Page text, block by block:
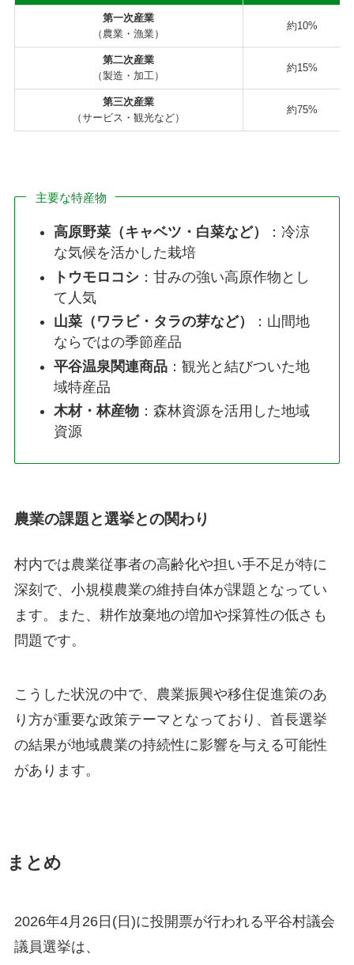
第一次産業
（農業・漁業）
約10%
第二次産業
（製造・加工）
約15%
第三次産業
（サービス・観光など）
約75%
主要な特産物
高原野菜（キャベツ・白菜など）
：冷涼
な気候を活かした栽培
トウモロコシ ：甘みの強い高原作物とし
て人気
山菜（ワラビ・タラの芽など）
：山間地
ならではの季節産品
平谷温泉関連商品 ：観光と結びついた地
域特産品
木材・林産物 ：森林資源を活用した地域
資源
農業の課題と選挙との関わり
村内では農業従事者の高齢化や担い手不足が特に
深刻で、小規模農業の維持自体が課題となってい
ます。また、耕作放棄地の増加や採算性の低さも
問題です。
こうした状況の中で、農業振興や移住促進策のあ
り方が重要な政策テーマとなっており、首長選挙
の結果が地域農業の持続性に影響を与える可能性
があります。
まとめ
2026年4月26日(日)に投開票が行われる平谷村議会
議員選挙は、